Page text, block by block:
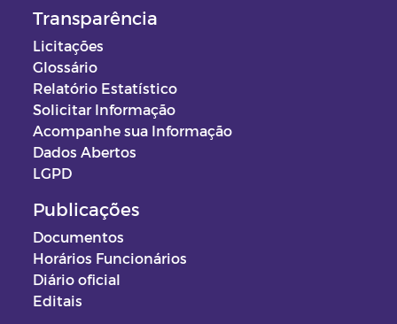
Transparência
Licitações
Glossário
Relatório Estatístico
Solicitar Informação
Acompanhe sua Informação
Dados Abertos
LGPD
Publicações
Documentos
Horários Funcionários
Diário oficial
Editais